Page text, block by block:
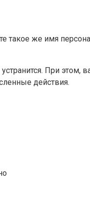
такое же имя
При
действия.